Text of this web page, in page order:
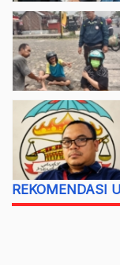
REKOMENDASI